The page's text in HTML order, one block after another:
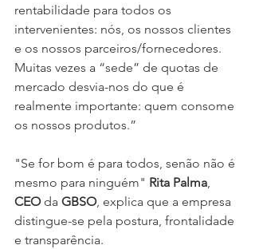
rentabilidade para todos os
intervenientes: nós, os nossos clientes
e os nossos parceiros/fornecedores.
Muitas vezes a “sede” de quotas de
mercado desvia-nos do que é
realmente importante: quem consome
os nossos produtos.”
"Se for bom é para todos, senão não é
mesmo para ninguém" Rita Palma,
CEO da GBSO, explica que a empresa
distingue-se pela postura, frontalidade
e transparência.